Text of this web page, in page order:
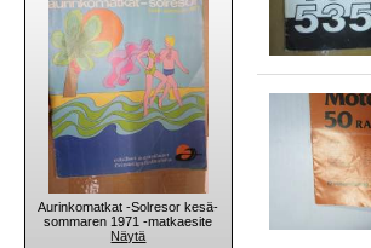
Aurinkomatkat -Solresor kesä-
sommaren 1971 -matkaesite
Näytä